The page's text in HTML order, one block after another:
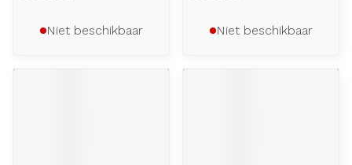
Niet beschikbaar Niet beschikbaar